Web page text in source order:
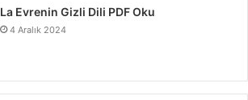
La Evrenin Gizli Dili PDF Oku
4 Aralık 2024